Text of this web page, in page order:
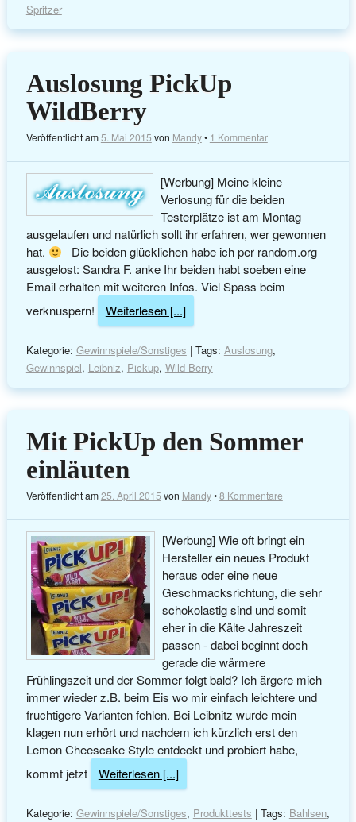
Spritzer
Auslosung PickUp
WildBerry
Veröffentlicht am5. Mai 2015 von Mandy• 1 Kommentar
[Werbung] Meine kleine
Verlosung für die beiden
Testerplätze ist am Montag
ausgelaufen und natürlich sollt ihr erfahren, wer gewonnen
hat.
Die beiden glücklichen habe ich per random.org
ausgelost: Sandra F. anke Ihr beiden habt soeben eine
Email erhalten mit weiteren Infos. Viel Spass beim
verknuspern!
Weiterlesen [...]
Kategorie: Gewinnspiele/Sonstiges | Tags: Auslosung,
Gewinnspiel, Leibniz, Pickup, Wild Berry
Mit PickUp den Sommer
einläuten
Veröffentlicht am25. April 2015 von Mandy•8 Kommentare
[Werbung] Wie oft bringt ein
Hersteller ein neues Produkt
heraus oder eine neue
Geschmacksrichtung, die sehr
schokolastig sind und somit
eher in die Kälte Jahreszeit
passen - dabei beginnt doch
gerade die wärmere
Frühlingszeit und der Sommer folgt bald? Ich ärgere mich
immer wieder z.B. beim Eis wo mir einfach leichtere und
fruchtigere Varianten fehlen. Bei Leibnitz wurde mein
klagen nun erhört und nachdem ich kürzlich erst den
Lemon Cheescake Style entdeckt und probiert habe,
kommt jetzt
Weiterlesen [...]
Kategorie: Gewinnspiele/Sonstiges, Produkttests | Tags: Bahlsen,